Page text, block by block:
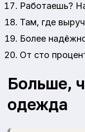
Работаешь?
Там, где
Более
От сто
Больше,
одежда